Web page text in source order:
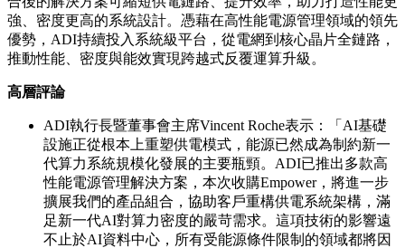
強、密度更高的系統設計。憑藉在高性能電源管理領域的領先
優勢，ADI持續投入系統級平台，從電網到核心晶片全鏈路，
推動性能、密度與能效實現跨越式反覆運算升級。
高層評論
ADI執行長暨董事會主席Vincent Roche表示：「AI基礎
設施正從根本上重塑供電模式，能源已然成為制約新一
代算力系統規模化發展的主要瓶頸。ADI已推出多款高
性能電源管理解決方案，本次收購Empower，將進一步
擴展我們的產品組合，協助客戶重構供電系統架構，滿
足新一代AI對算力密度的嚴苛需求。這項技術的影響遠
不止於AI資料中心，所有受能源條件限制的領域都將因